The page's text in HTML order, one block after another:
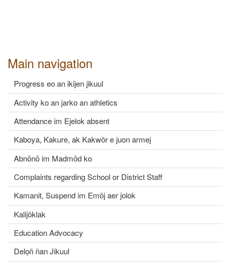
Main navigation
Progress eo an ikijen jikuul
Activity ko an jarko an athletics
Attendance im Ejelok absent
Kaboya, Kakure, ak Kakwõr e juon armej
Abnōnō im Madmōd ko
Complaints regarding School or District Staff
Kamanit, Suspend im Emõj aer jolok
Kalijõklak
Education Advocacy
Delọñ ñan Jikuul